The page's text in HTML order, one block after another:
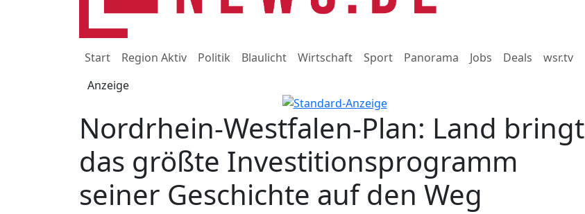
Start Region Aktiv Politik Blaulicht Wirtschaft Sport Panorama Jobs Deals
wsr.tv
Anzeige
Nordrhein-Westfalen-Plan: Land bringt
das größte Investitionsprogramm
seiner Geschichte auf den Weg